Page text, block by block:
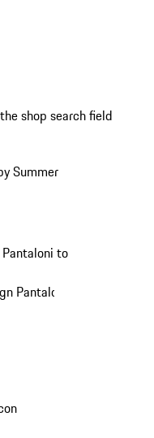
shop search field
Summer
to
items
Pantaloni